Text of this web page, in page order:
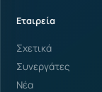
Εταιρεία
Σχετικά
Συνεργάτες
Νέα